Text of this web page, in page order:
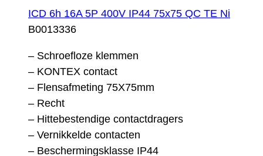
ICD 6h 16A 5P 400V IP44 75x75 QC TE Ni
B0013336
– Schroefloze klemmen
– KONTEX contact
– Flensafmeting 75X75mm
– Recht
– Hittebestendige contactdragers
– Vernikkelde contacten
– Beschermingsklasse IP44